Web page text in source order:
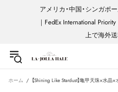
アメリカ・中国・シンガポ
｜FedEx International
上で海外
ホーム 【Shining Like Stardust】亀甲天珠×水